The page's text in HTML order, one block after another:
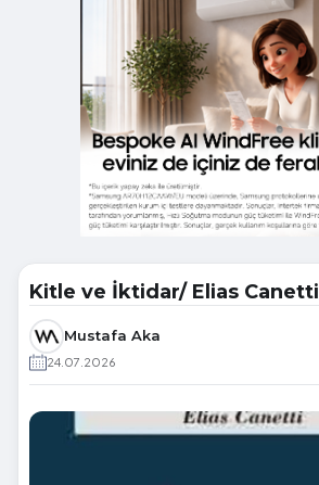
Kitle ve İktidar/ Elias Canetti
Mustafa Aka
24.07.2026